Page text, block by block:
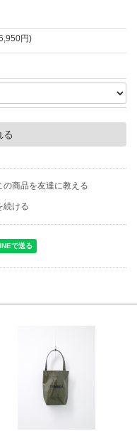
円)
の商品を友達に教える
続ける